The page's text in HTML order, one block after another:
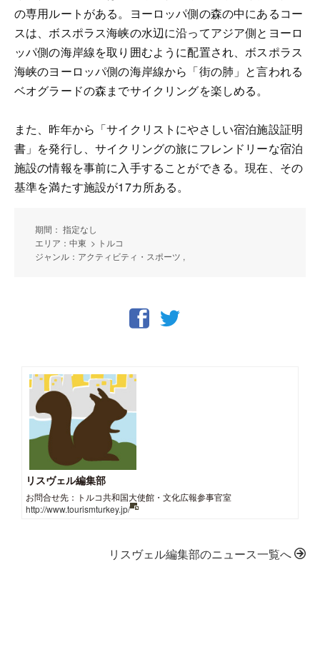
の専用ルートがある。ヨーロッパ側の森の中にあるコー
スは、ボスポラス海峡の水辺に沿ってアジア側とヨーロ
ッパ側の海岸線を取り囲むように配置され、ボスポラス
海峡のヨーロッパ側の海岸線から「街の肺」と言われる
ベオグラードの森までサイクリングを楽しめる。
また、昨年から「サイクリストにやさしい宿泊施設証明
書」を発行し、サイクリングの旅にフレンドリーな宿泊
施設の情報を事前に入手することができる。現在、その
基準を満たす施設が17カ所ある。
期間： 指定なし
エリア：中東 > トルコ
ジャンル：アクティビティ・スポーツ ,
リスヴェル編集部
お問合せ先：トルコ共和国大使館・文化広報参事官室
http://www.tourismturkey.jp/
リスヴェル編集部のニュース一覧へ